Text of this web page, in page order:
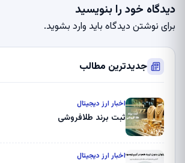
دیدگاه خود را بنویسید
برای نوشتن دیدگاه باید وارد بشوید.
جدیدترین مطالب
اخبار ارز دیجیتال
ثبت برند طلافروشی
اخبار ارز دیجیتال